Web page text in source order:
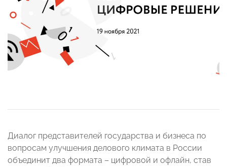
Диалог представителей государства и бизнеса по
вопросам улучшения делового климата в России
объединит два формата – цифровой и офлайн, став